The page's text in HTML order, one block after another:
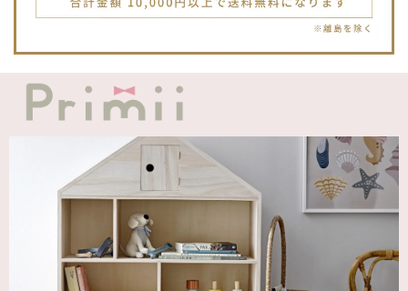
しいです。
greige
2025/12/12
blanco ブランコ | ダブルボアブランケット ベビー double boa blanket ホワイト 無地
2025/12/09
発送も届くのも早かったです！バースデーバルーンも入って
て嬉しかったです🎈誕生日に使わせて頂きます🫶